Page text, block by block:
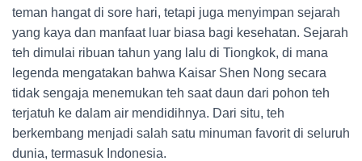
teman hangat di sore hari, tetapi juga menyimpan sejarah
yang kaya dan manfaat luar biasa bagi kesehatan. Sejarah
teh dimulai ribuan tahun yang lalu di Tiongkok, di mana
legenda mengatakan bahwa Kaisar Shen Nong secara
tidak sengaja menemukan teh saat daun dari pohon teh
terjatuh ke dalam air mendidihnya. Dari situ, teh
berkembang menjadi salah satu minuman favorit di seluruh
dunia, termasuk Indonesia.